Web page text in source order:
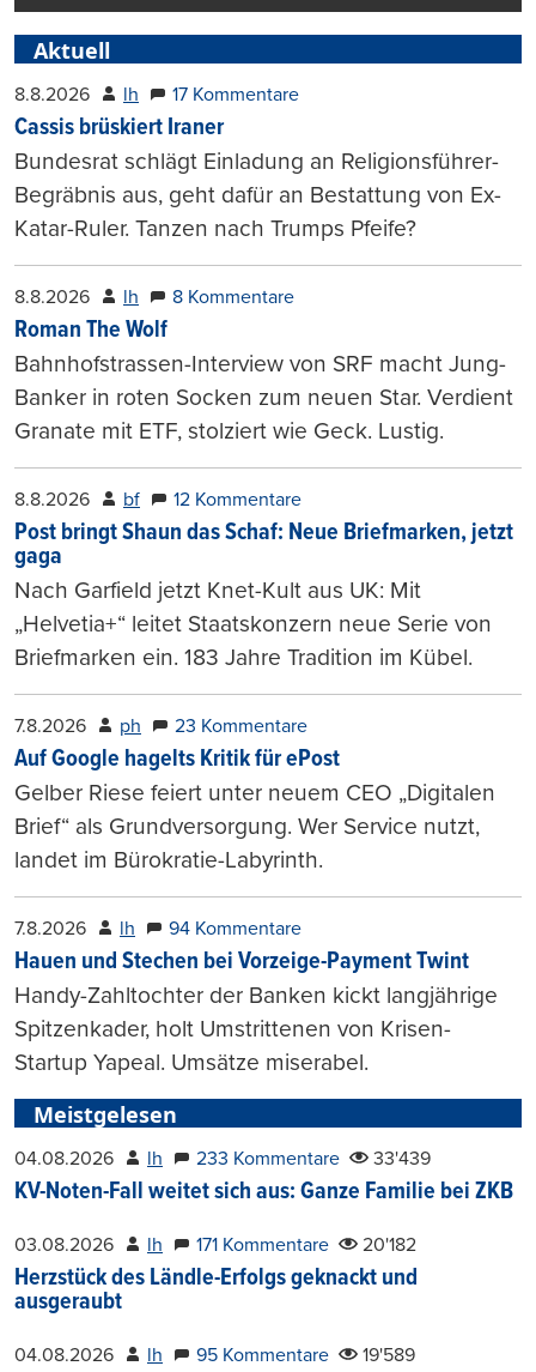
Aktuell
8.8.2026 lh 17 Kommentare
Cassis brüskiert Iraner
Bundesrat schlägt Einladung an Religionsführer-
Begräbnis aus, geht dafür an Bestattung von Ex-
Katar-Ruler. Tanzen nach Trumps Pfeife?
8.8.2026 lh 8 Kommentare
Roman The Wolf
Bahnhofstrassen-Interview von SRF macht Jung-
Banker in roten Socken zum neuen Star. Verdient
Granate mit ETF, stolziert wie Geck. Lustig.
8.8.2026 bf 12 Kommentare
Post bringt Shaun das Schaf: Neue Briefmarken, jetzt
gaga
Nach Garfield jetzt Knet-Kult aus UK: Mit
„Helvetia+“ leitet Staatskonzern neue Serie von
Briefmarken ein. 183 Jahre Tradition im Kübel.
7.8.2026 ph 23 Kommentare
Auf Google hagelts Kritik für ePost
Gelber Riese feiert unter neuem CEO „Digitalen
Brief“ als Grundversorgung. Wer Service nutzt,
landet im Bürokratie-Labyrinth.
7.8.2026 lh 94 Kommentare
Hauen und Stechen bei Vorzeige-Payment Twint
Handy-Zahltochter der Banken kickt langjährige
Spitzenkader, holt Umstrittenen von Krisen-
Startup Yapeal. Umsätze miserabel.
Meistgelesen
04.08.2026 lh 233 Kommentare 33'439
KV-Noten-Fall weitet sich aus: Ganze Familie bei ZKB
03.08.2026 lh 171 Kommentare 20'182
Herzstück des Ländle-Erfolgs geknackt und
ausgeraubt
04.08.2026 lh 95 Kommentare 19'589